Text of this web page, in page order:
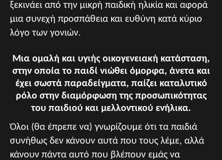
ξεκινάει από την μικρή παιδική ηλικία και αφορά
μια συνεχή προσπάθεια και ευθύνη κατά κύριο
λόγο των γονιών.
Μια ομαλή και υγιής οικογενειακή κατάσταση,
στην οποία το παιδί νιώθει όμορφα, άνετα και
έχει σωστά παραδείγματα, παίζει καταλυτικό
ρόλο στην διαμόρφωση της προσωπικότητας
του παιδιού και μελλοντικού ενήλικα.
Όλοι (θα έπρεπε να) γνωρίζουμε ότι τα παιδιά
συνήθως δεν κάνουν αυτά που τους λέμε, αλλά
κάνουν πάντα αυτό που βλέπουν εμάς να